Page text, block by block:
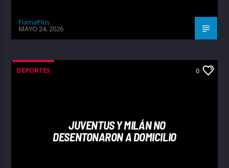
FlamaPlus
MAYO 24, 2026
DEPORTES 0
JUVENTUS Y MILÁN NO
DESENTONARON A DOMICILIO